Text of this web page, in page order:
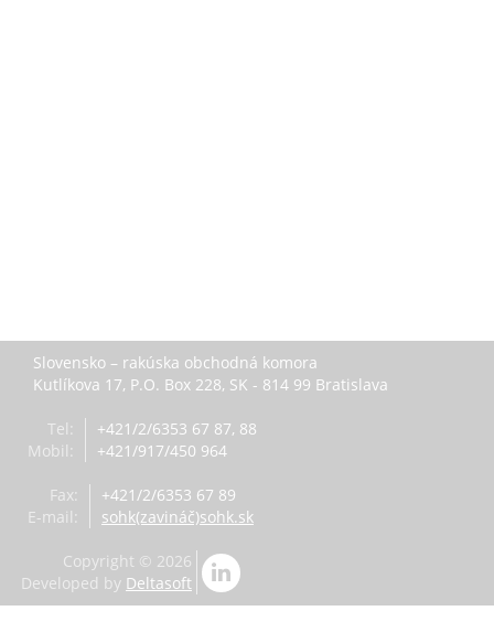
Slovensko – rakúska obchodná komora
Kutlíkova 17, P.O. Box 228, SK - 814 99 Bratislava
Tel:
Mobil:
+421/2/6353 67 87, 88
+421/917/450 964
Fax:
E-mail:
+421/2/6353 67 89
sohk(zavináč)sohk.sk
Copyright © 2026
Developed by Deltasoft